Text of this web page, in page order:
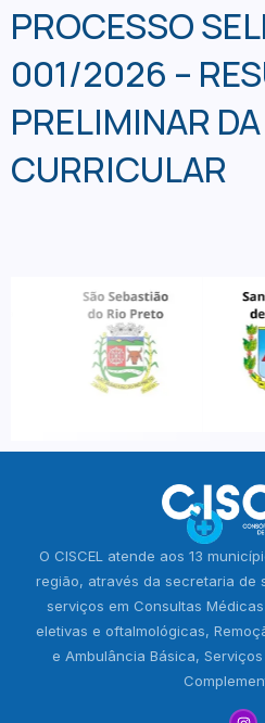
PROCESSO
001/2026 –
PRELIMINAR
CURRICULAR
O CISCEL atende aos 13
região, através da secretaria de
serviços em Consultas
eletivas e oftalmológicas,
e Ambulância Básica,